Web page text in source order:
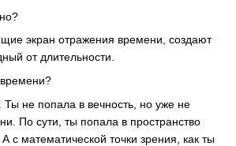
экран отражения времени, создают
от длительности.
Ты не попала в вечность, но уже не
По сути, ты попала в пространство
с математической точки зрения, как ты